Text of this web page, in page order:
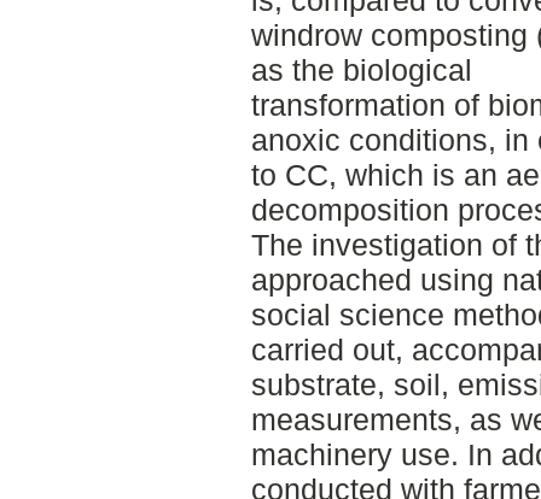
windrow composting
as the biological
transformation of
anoxic conditions, in
to CC, which is an
decomposition
The investigation of
approached using
social science
carried out,
substrate, soil,
measurements, as
machinery use. In
conducted with